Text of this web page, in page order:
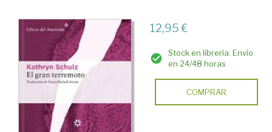
12,95 €
Stock en librería. Envío
en 24/48 horas
COMPRAR